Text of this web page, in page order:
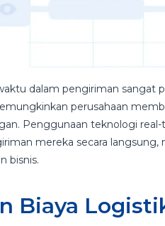
dalam pengiriman sangat
perusahaan
Penggunaan teknologi
mereka secara
bisnis.
Biaya